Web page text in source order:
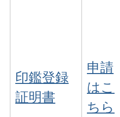
印鑑登録
証明書
申請
はこ
ちら